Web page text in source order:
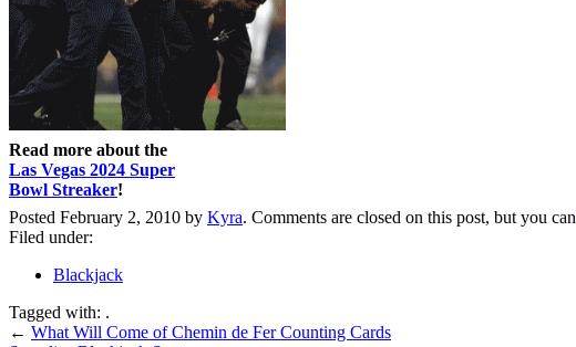
Read more about the
Las Vegas 2024 Super
Bowl Streaker!
Posted February 2, 2010 by Kyra. Comments are closed on this post, but you can
Filed under:
Blackjack
Tagged with: .
← What Will Come of Chemin de Fer Counting Cards